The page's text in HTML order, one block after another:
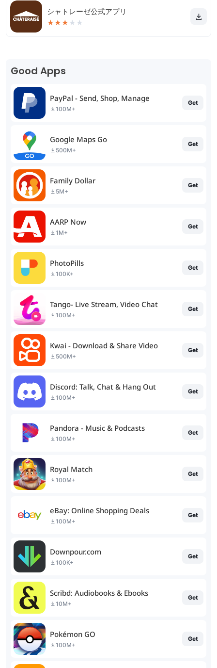
シャトレーゼ公式アプリ
★★★ ★ ★
Good Apps
PayPal - Send, Shop, Manage
100M+
Get
Google Maps Go
500M+
Get
Family Dollar
5M+
Get
AARP Now
1M+
Get
PhotoPills
100K+
Get
Tango- Live Stream, Video Chat
100M+
Get
Kwai - Download & Share Video
500M+
Get
Discord: Talk, Chat & Hang Out
100M+
Get
Pandora - Music & Podcasts
100M+
Get
Royal Match
100M+
Get
eBay: Online Shopping Deals
100M+
Get
Downpour.com
100K+
Get
Scribd: Audiobooks & Ebooks
10M+
Get
Pokémon GO
100M+
Get